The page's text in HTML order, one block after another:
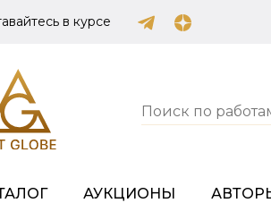
в курсе
АУКЦИОНЫ